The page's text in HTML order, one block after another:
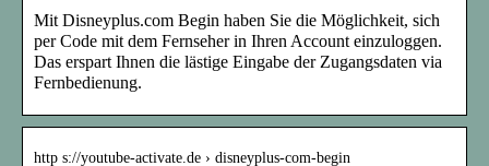
Mit Disneyplus.com Begin haben Sie die Möglichkeit, sich
per Code mit dem Fernseher in Ihren Account einzuloggen.
Das erspart Ihnen die lästige Eingabe der Zugangsdaten via
Fernbedienung.
http s://youtube-activate.de › disneyplus-com-begin